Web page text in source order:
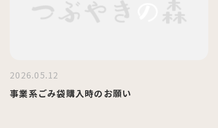
2026.05.12
事業系ごみ袋購入時のお願い